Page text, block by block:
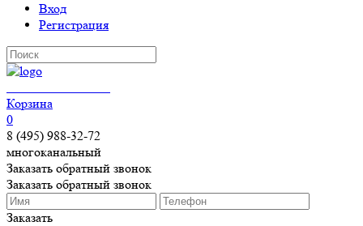
Вход
Регистрация
Корзина
0
8 (495) 988-32-72
многоканальный
Заказать обратный звонок
Заказать обратный звонок
Заказать